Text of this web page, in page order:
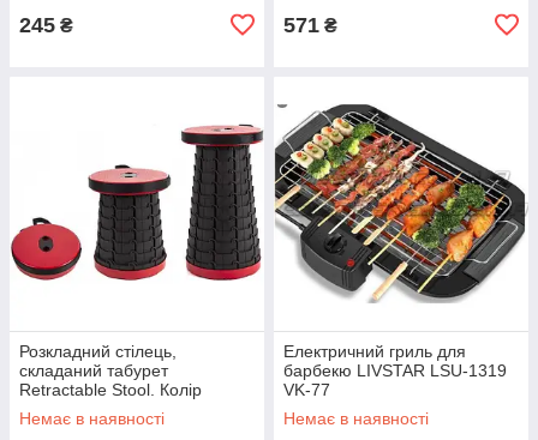
245 ₴ 571 ₴
Розкладний стілець,
складаний табурет
Retractable Stool. Колір
червоний JY-78
Немає в наявності
Електричний гриль для
барбекю LIVSTAR LSU-1319
VK-77
Немає в наявності